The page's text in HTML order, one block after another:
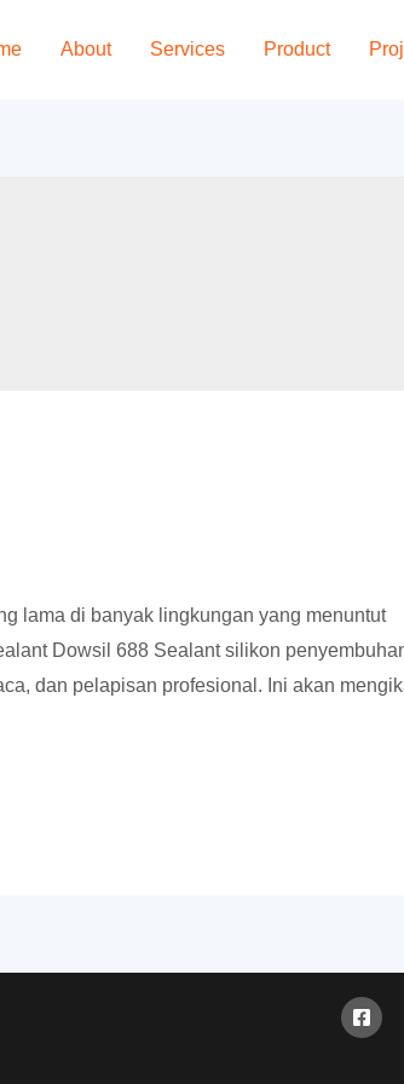
About Services Product
lama di banyak lingkungan yang menuntut
Dowsil 688 Sealant silikon
dan pelapisan profesional. Ini akan